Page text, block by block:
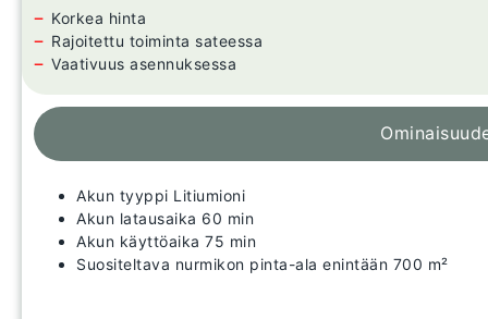
− Korkea hinta
− Rajoitettu toiminta sateessa
− Vaativuus asennuksessa
Akun tyyppi Litiumioni
Akun latausaika 60 min
Akun käyttöaika 75 min
Suositeltava nurmikon pinta-ala enintään 700 m²